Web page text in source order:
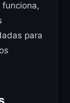
funciona,
para